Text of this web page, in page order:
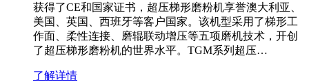
获得了CE和国家证书，超压梯形磨粉机享誉澳大利亚、
美国、英国、西班牙等客户国家。该机型采用了梯形工
作面、柔性连接、磨辊联动增压等五项磨机技术，开创
了超压梯形磨粉机的世界水平。TGM系列超压…
了解详情